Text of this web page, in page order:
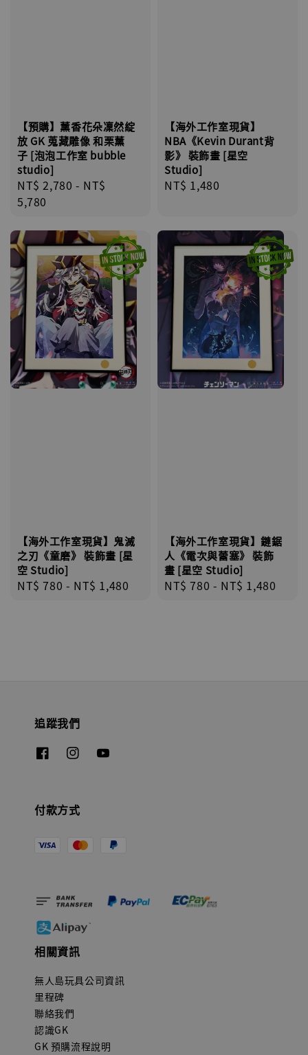
【預購】薰香花朵凜然綻
放 GK 蒐藏雕像 和栗薰
子 [泡泡工作室 bubble
studio]
Regular
price
NT$ 2,780 - NT$
5,780
【海外工作室現貨】
NBA《Kevin Durant背
影》 裝飾畫 [星空
Studio]
Regular
NT$ 1,480
【海外工作室現貨】鬼滅
之刃《童磨》 裝飾畫 [星
空 Studio]
Regular
NT$ 780 - NT$ 1,480
【海外工作室現貨】鏈鋸
人《電次與蕾塞》 裝飾
畫 [星空 Studio]
Regular
NT$ 780 - NT$ 1,480
追蹤我們
付款方式
相關資訊
無人島玩具公司資訊
里程碑
聯絡我們
認識GK
GK 預購流程說明